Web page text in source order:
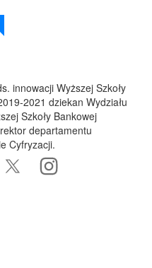
innowacji Wyższej Szkoły
2021 dziekan Wydziału
Szkoły Bankowej
departamentu
Cyfryzacji.